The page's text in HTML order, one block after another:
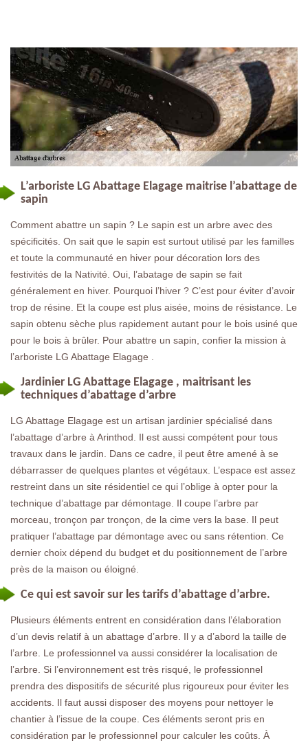
L’arboriste LG Abattage Elagage maitrise l’abattage de
sapin
Comment abattre un sapin ? Le sapin est un arbre avec des
spécificités. On sait que le sapin est surtout utilisé par les familles
et toute la communauté en hiver pour décoration lors des
festivités de la Nativité. Oui, l’abatage de sapin se fait
généralement en hiver. Pourquoi l’hiver ? C’est pour éviter d’avoir
trop de résine. Et la coupe est plus aisée, moins de résistance. Le
sapin obtenu sèche plus rapidement autant pour le bois usiné que
pour le bois à brûler. Pour abattre un sapin, confier la mission à
l’arboriste LG Abattage Elagage .
Jardinier LG Abattage Elagage , maitrisant les
techniques d’abattage d’arbre
LG Abattage Elagage est un artisan jardinier spécialisé dans
l’abattage d’arbre à Arinthod. Il est aussi compétent pour tous
travaux dans le jardin. Dans ce cadre, il peut être amené à se
débarrasser de quelques plantes et végétaux. L’espace est assez
restreint dans un site résidentiel ce qui l’oblige à opter pour la
technique d’abattage par démontage. Il coupe l’arbre par
morceau, tronçon par tronçon, de la cime vers la base. Il peut
pratiquer l’abattage par démontage avec ou sans rétention. Ce
dernier choix dépend du budget et du positionnement de l’arbre
près de la maison ou éloigné.
Ce qui est savoir sur les tarifs d’abattage d’arbre.
Plusieurs éléments entrent en considération dans l’élaboration
d’un devis relatif à un abattage d’arbre. Il y a d’abord la taille de
l’arbre. Le professionnel va aussi considérer la localisation de
l’arbre. Si l’environnement est très risqué, le professionnel
prendra des dispositifs de sécurité plus rigoureux pour éviter les
accidents. Il faut aussi disposer des moyens pour nettoyer le
chantier à l’issue de la coupe. Ces éléments seront pris en
considération par le professionnel pour calculer les coûts. À